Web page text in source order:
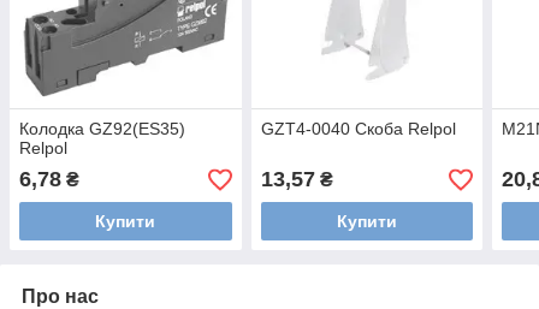
Колодка GZ92(ES35)
Relpol
6,78 ₴
Купити
GZT4-0040 Скоба Relpol
13,57₴
Купити
Про нас